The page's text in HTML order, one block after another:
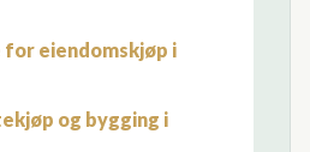
eiendomskjøp i
og bygging i